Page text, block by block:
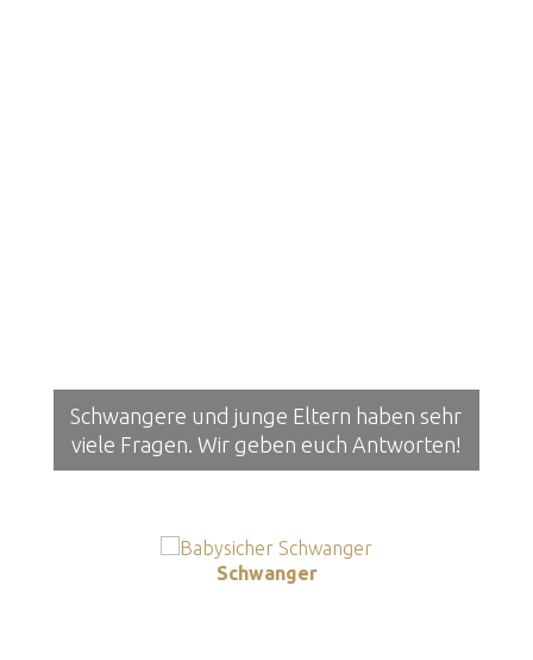
Schwangere und junge Eltern haben sehr
viele Fragen. Wir geben euch Antworten!
Schwanger